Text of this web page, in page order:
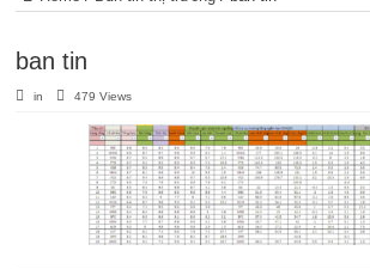
Chứng khoán phái sinh
ban tin
in 479 Views